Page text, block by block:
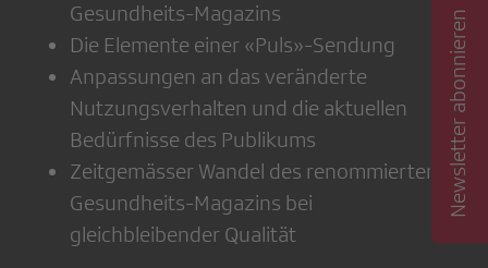
Gesundheits-Magazins
Die Elemente einer «Puls»-Sendung
Anpassungen an das veränderte
Nutzungsverhalten und die aktuellen
Bedürfnisse des Publikums
Zeitgemässer Wandel des renommierten
Gesundheits-Magazins bei
gleichbleibender Qualität
Newsletter abonnieren